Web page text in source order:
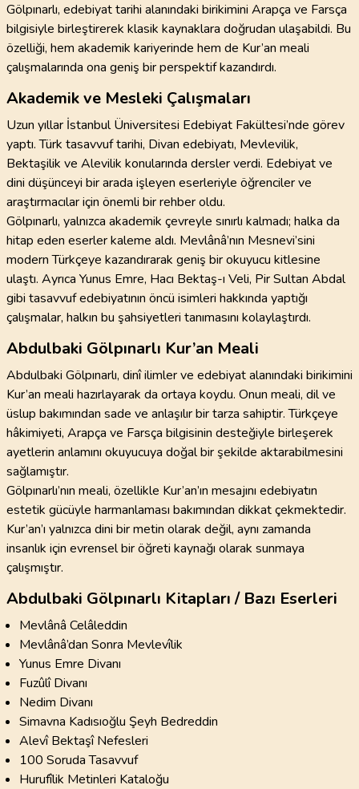
Gölpınarlı, edebiyat tarihi alanındaki birikimini Arapça ve Farsça
bilgisiyle birleştirerek klasik kaynaklara doğrudan ulaşabildi. Bu
özelliği, hem akademik kariyerinde hem de Kur’an meali
çalışmalarında ona geniş bir perspektif kazandırdı.
Akademik ve Mesleki Çalışmaları
Uzun yıllar İstanbul Üniversitesi Edebiyat Fakültesi’nde görev
yaptı. Türk tasavvuf tarihi, Divan edebiyatı, Mevlevilik,
Bektaşilik ve Alevilik konularında dersler verdi. Edebiyat ve
dini düşünceyi bir arada işleyen eserleriyle öğrenciler ve
araştırmacılar için önemli bir rehber oldu.
Gölpınarlı, yalnızca akademik çevreyle sınırlı kalmadı; halka da
hitap eden eserler kaleme aldı. Mevlânâ’nın Mesnevi’sini
modern Türkçeye kazandırarak geniş bir okuyucu kitlesine
ulaştı. Ayrıca Yunus Emre, Hacı Bektaş-ı Veli, Pir Sultan Abdal
gibi tasavvuf edebiyatının öncü isimleri hakkında yaptığı
çalışmalar, halkın bu şahsiyetleri tanımasını kolaylaştırdı.
Abdulbaki Gölpınarlı Kur’an Meali
Abdulbaki Gölpınarlı, dinî ilimler ve edebiyat alanındaki birikimini
Kur’an meali hazırlayarak da ortaya koydu. Onun meali, dil ve
üslup bakımından sade ve anlaşılır bir tarza sahiptir. Türkçeye
hâkimiyeti, Arapça ve Farsça bilgisinin desteğiyle birleşerek
ayetlerin anlamını okuyucuya doğal bir şekilde aktarabilmesini
sağlamıştır.
Gölpınarlı’nın meali, özellikle Kur’an’ın mesajını edebiyatın
estetik gücüyle harmanlaması bakımından dikkat çekmektedir.
Kur’an’ı yalnızca dini bir metin olarak değil, aynı zamanda
insanlık için evrensel bir öğreti kaynağı olarak sunmaya
çalışmıştır.
Abdulbaki Gölpınarlı Kitapları / Bazı Eserleri
Mevlânâ Celâleddin
Mevlânâ’dan Sonra Mevlevîlik
Yunus Emre Divanı
Fuzûlî Divanı
Nedim Divanı
Simavna Kadısıoğlu Şeyh Bedreddin
Alevî Bektaşî Nefesleri
100 Soruda Tasavvuf
Hurufîlik Metinleri Kataloğu